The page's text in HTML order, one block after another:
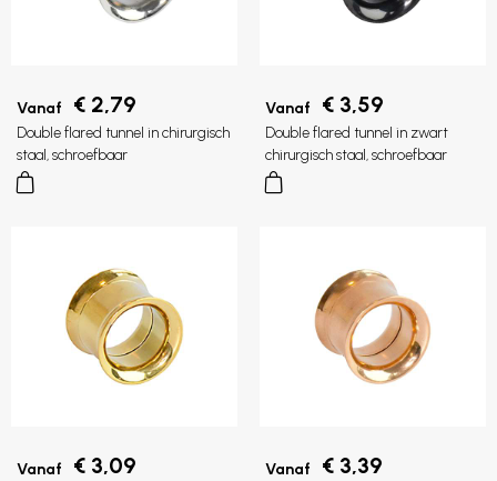
Vanaf € 2,79
Double flared tunnel in chirurgisch
staal, schroefbaar
Vanaf € 3,59
Double flared tunnel in zwart
chirurgisch staal, schroefbaar
Vanaf € 3,09 Vanaf € 3,39